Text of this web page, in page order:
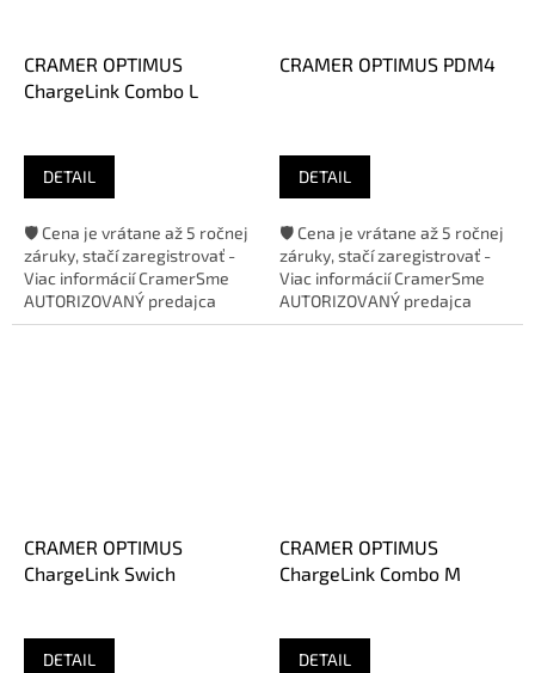
CRAMER OPTIMUS
ChargeLink Combo L
DETAIL
🛡️ Cena je vrátane až 5 ročnej
záruky, stačí zaregistrovať -
Viac informácií CramerSme
AUTORIZOVANÝ predajca
značky
CRAMER OPTIMUS PDM4
DETAIL
🛡️ Cena je vrátane až 5 ročnej
záruky, stačí zaregistrovať -
Viac informácií CramerSme
AUTORIZOVANÝ predajca
značky
CRAMER OPTIMUS
ChargeLink Swich
DETAIL
CRAMER OPTIMUS
ChargeLink Combo M
DETAIL